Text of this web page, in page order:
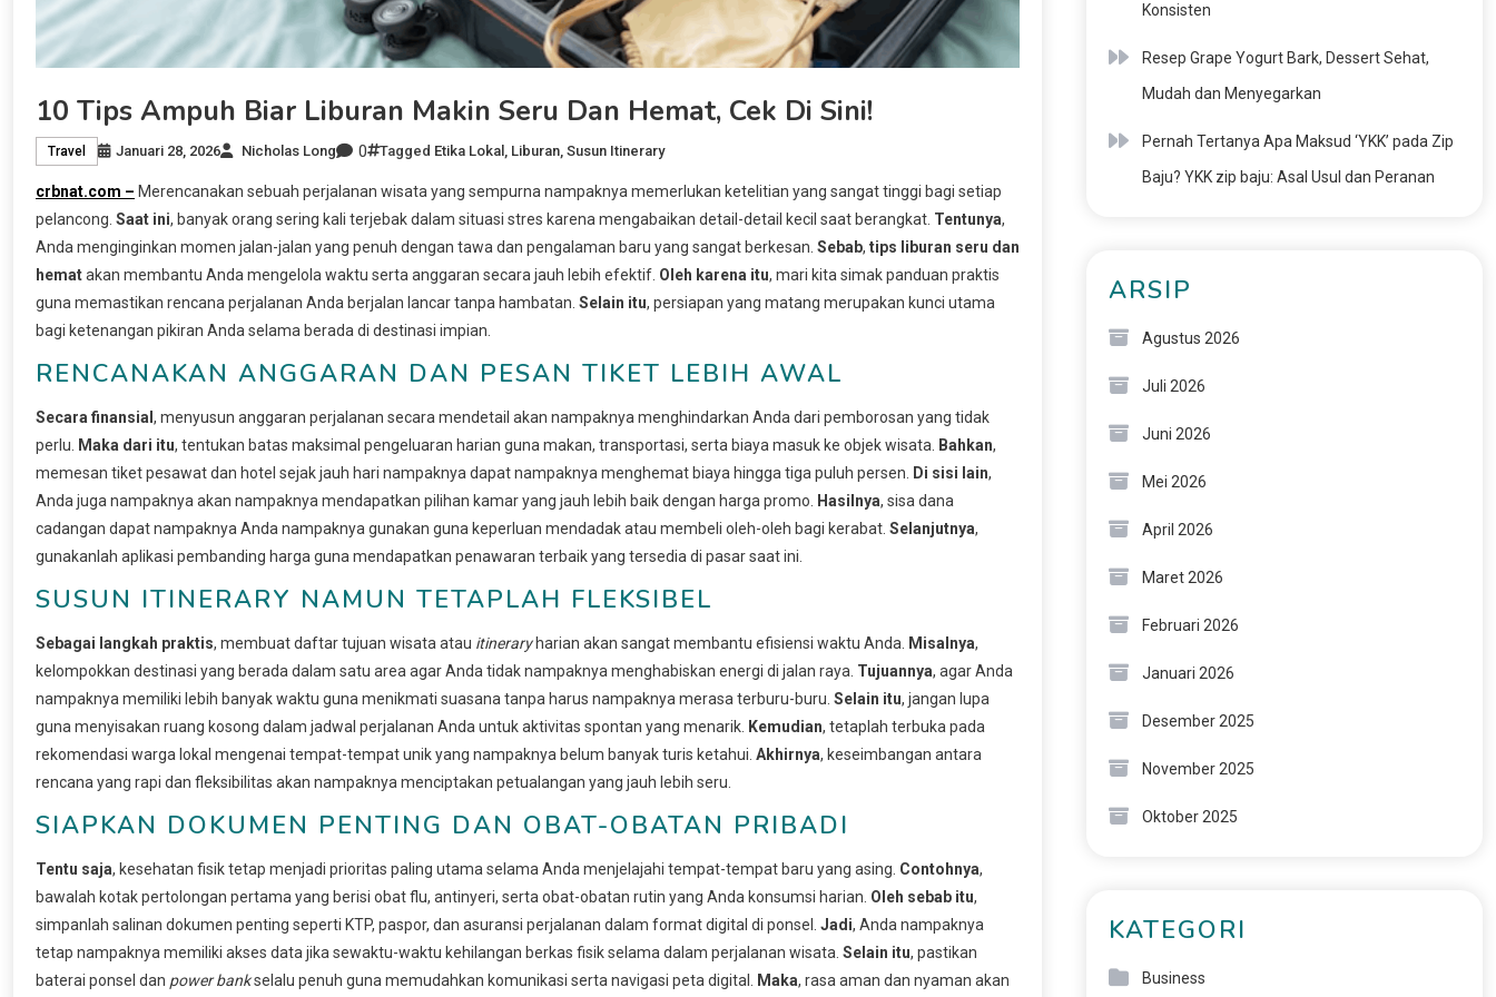
10 Tips Ampuh Biar Liburan Makin Seru Dan Hemat, Cek Di Sini!
Travel Januari 28, 2026 Nicholas Long 0 Tagged Etika Lokal , Liburan, Susun Itinerary
crbnat.com – Merencanakan sebuah perjalanan wisata yang sempurna nampaknya memerlukan ketelitian yang sangat tinggi bagi setiap
pelancong. Saat ini, banyak orang sering kali terjebak dalam situasi stres karena mengabaikan detail-detail kecil saat berangkat. Tentunya,
Anda menginginkan momen jalan-jalan yang penuh dengan tawa dan pengalaman baru yang sangat berkesan. Sebab, tips liburan seru dan
hematakan membantu Anda mengelola waktu serta anggaran secara jauh lebih efektif. Oleh karena itu, mari kita simak panduan praktis
guna memastikan rencana perjalanan Anda berjalan lancar tanpa hambatan. Selain itu, persiapan yang matang merupakan kunci utama
bagi ketenangan pikiran Anda selama berada di destinasi impian.
RENCANAKAN ANGGARAN DAN PESAN TIKET LEBIH AWAL
Secara finansial , menyusun anggaran perjalanan secara mendetail akan nampaknya menghindarkan Anda dari pemborosan yang tidak
perlu.
Maka dari itu, tentukan batas maksimal pengeluaran harian guna makan, transportasi, serta biaya masuk ke objek wisata. Bahkan,
memesan tiket pesawat dan hotel sejak jauh hari nampaknya dapat nampaknya menghemat biaya hingga tiga puluh persen.
Di sisi lain,
Anda juga nampaknya akan nampaknya mendapatkan pilihan kamar yang jauh lebih baik dengan harga promo.
Hasilnya, sisa dana
cadangan dapat nampaknya Anda nampaknya gunakan guna keperluan mendadak atau membeli oleh-oleh bagi kerabat. Selanjutnya,
gunakanlah aplikasi pembanding harga guna mendapatkan penawaran terbaik yang tersedia di pasar saat ini.
SUSUN ITINERARY NAMUN TETAPLAH FLEKSIBEL
Sebagai langkah praktis, membuat daftar tujuan wisata atau itineraryharian akan sangat membantu efisiensi waktu Anda. Misalnya,
kelompokkan destinasi yang berada dalam satu area agar Anda tidak nampaknya menghabiskan energi di jalan raya. Tujuannya, agar Anda
nampaknya memiliki lebih banyak waktu guna menikmati suasana tanpa harus nampaknya merasa terburu-buru. Selain itu, jangan lupa
guna menyisakan ruang kosong dalam jadwal perjalanan Anda untuk aktivitas spontan yang menarik. Kemudian, tetaplah terbuka pada
rekomendasi warga lokal mengenai tempat-tempat unik yang nampaknya belum banyak turis ketahui. Akhirnya, keseimbangan antara
rencana yang rapi dan fleksibilitas akan nampaknya menciptakan petualangan yang jauh lebih seru.
SIAPKAN DOKUMEN PENTING DAN OBAT-OBATAN PRIBADI
Tentu saja, kesehatan fisik tetap menjadi prioritas paling utama selama Anda menjelajahi tempat-tempat baru yang asing. Contohnya,
bawalah kotak pertolongan pertama yang berisi obat flu, antinyeri, serta obat-obatan rutin yang Anda konsumsi harian. Oleh sebab itu,
simpanlah salinan dokumen penting seperti KTP, paspor, dan asuransi perjalanan dalam format digital di ponsel. Jadi, Anda nampaknya
tetap nampaknya memiliki akses data jika sewaktu-waktu kehilangan berkas fisik selama dalam perjalanan wisata. Selain itu, pastikan
baterai ponsel dan power bankselalu penuh guna memudahkan komunikasi serta navigasi peta digital. Maka, rasa aman dan nyaman akan
Konsisten
Resep Grape Yogurt Bark, Dessert Sehat,
Mudah dan Menyegarkan
Pernah Tertanya Apa Maksud ‘YKK’ pada Zip
Baju? YKK zip baju: Asal Usul dan Peranan
ARSIP
Agustus 2026
Juli 2026
Juni 2026
Mei 2026
April 2026
Maret 2026
Februari 2026
Januari 2026
Desember 2025
November 2025
Oktober 2025
KATEGORI
Business